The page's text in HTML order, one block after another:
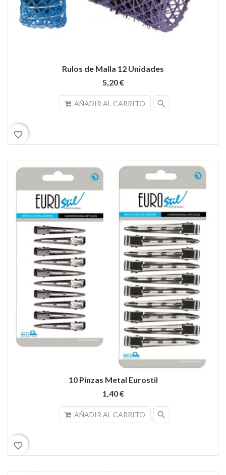
Rulos de Malla 12 Unidades
5,20 €
AÑADIR AL CARRITO search
favorite_border
10 Pinzas Metal Eurostil
1,40 €
AÑADIR AL CARRITO search
favorite_border